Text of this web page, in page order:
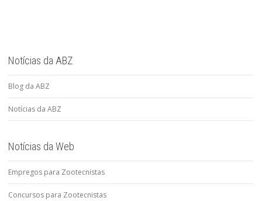
Notícias da ABZ
Blog da ABZ
Notícias da ABZ
Notícias da Web
Empregos para Zootecnistas
Concursos para Zootecnistas